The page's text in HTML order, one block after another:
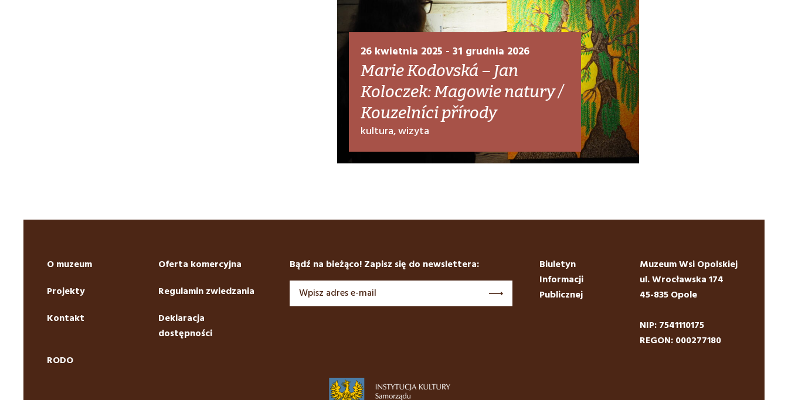
26 kwietnia 2025 - 31 grudnia 2026
Marie Kodovská – Jan
Koloczek: Magowie natury /
Kouzelníci přírody
kultura, wizyta
O muzeum
Oferta komercyjna
Projekty
Regulamin zwiedzania
Kontakt
Deklaracja
dostępności
RODO
Bądź na bieżąco! Zapisz się do newslettera:
Biuletyn
Informacji
Publicznej
Muzeum Wsi Opolskiej
ul. Wrocławska 174
45-835 Opole
NIP: 7541110175
REGON: 000277180